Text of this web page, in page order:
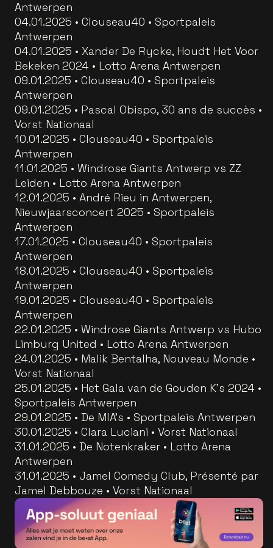
Antwerpen
04.01.2025 • Clouseau40 • Sportpaleis
Antwerpen
04.01.2025 • Xander De Rycke, Houdt Het Voor
Bekeken 2024 • Lotto Arena Antwerpen
09.01.2025 • Clouseau40 • Sportpaleis
Antwerpen
09.01.2025 • Pascal Obispo, 30 ans de succès •
Vorst Nationaal
10.01.2025 • Clouseau40 • Sportpaleis
Antwerpen
11.01.2025 • Windrose Giants Antwerp vs ZZ
Leiden • Lotto Arena Antwerpen
12.01.2025 • André Rieu in Antwerpen,
Nieuwjaarsconcert 2025 • Sportpaleis
Antwerpen
17.01.2025 • Clouseau40 • Sportpaleis
Antwerpen
18.01.2025 • Clouseau40 • Sportpaleis
Antwerpen
19.01.2025 • Clouseau40 • Sportpaleis
Antwerpen
22.01.2025 • Windrose Giants Antwerp vs Hubo
Limburg United • Lotto Arena Antwerpen
24.01.2025 • Malik Bentalha, Nouveau Monde •
Vorst Nationaal
25.01.2025 • Het Gala van de Gouden K's 2024 •
Sportpaleis Antwerpen
29.01.2025 • De MIA's • Sportpaleis Antwerpen
30.01.2025 • Clara Luciani • Vorst Nationaal
31.01.2025 • De Notenkraker • Lotto Arena
Antwerpen
31.01.2025 • Jamel Comedy Club, Présenté par
Jamel Debbouze • Vorst Nationaal